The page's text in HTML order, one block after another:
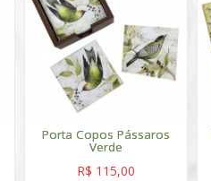
Porta Copos Pássaros
Verde
R$ 115,00